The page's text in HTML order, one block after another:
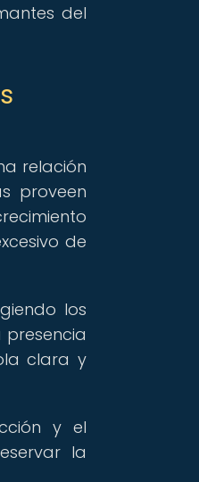
del
relación
proveen
de
los
clara y
y el
la